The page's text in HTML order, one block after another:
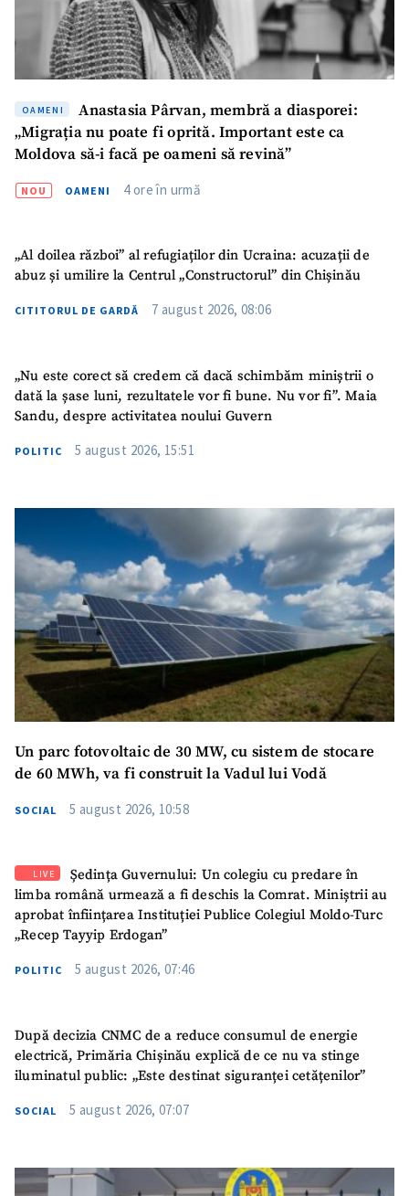
SUSȚINE
OAMENI
Anastasia Pârvan, membră a diasporei:
„Migrația nu poate fi oprită. Important este ca
Moldova să-i facă pe oameni să revină”
NOU OAMENI 4 ore în urmă
„Al doilea război” al refugiaților din Ucraina: acuzații de
abuz și umilire la Centrul „Constructorul” din Chișinău
CITITORUL DE GARDĂ 7 august 2026, 08:06
„Nu este corect să credem că dacă schimbăm miniștrii o
dată la șase luni, rezultatele vor fi bune. Nu vor fi”. Maia
Sandu, despre activitatea noului Guvern
POLITIC 5 august 2026, 15:51
Un parc fotovoltaic de 30 MW, cu sistem de stocare
de 60 MWh, va fi construit la Vadul lui Vodă
SOCIAL 5 august 2026, 10:58
LIVE
Ședința Guvernului: Un colegiu cu predare în
limba română urmează a fi deschis la Comrat. Miniștrii au
aprobat înființarea Instituției Publice Colegiul Moldo-Turc
„Recep Tayyip Erdogan”
POLITIC 5 august 2026, 07:46
După decizia CNMC de a reduce consumul de energie
electrică, Primăria Chișinău explică de ce nu va stinge
iluminatul public: „Este destinat siguranței cetățenilor”
SOCIAL 5 august 2026, 07:07
CONTACT SURSĂ
Sursă anonimă
Nume+ Numele meu
Email+ Emailul meu
Telefon
+ Telefon personal
acord cu politica de
confidențialitate.
TRIMITE ȘTIREA